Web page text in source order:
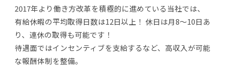
2017年より働き方改革を積極的に進めている当社では、
有給休暇の平均取得日数は12日以上！ 休日は月8～10日あ
り、連休の取得も可能です！
待遇面ではインセンティブを支給するなど、高収入が可能
な報酬体制を整備。